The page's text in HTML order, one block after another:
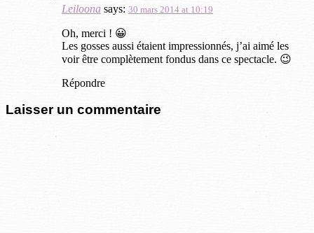
Leiloona says: 30 mars 2014 at 10:19
Oh, merci ! 😀
Les gosses aussi étaient impressionnés, j’ai aimé les
voir être complètement fondus dans ce spectacle. 😉
Répondre
Laisser un commentaire